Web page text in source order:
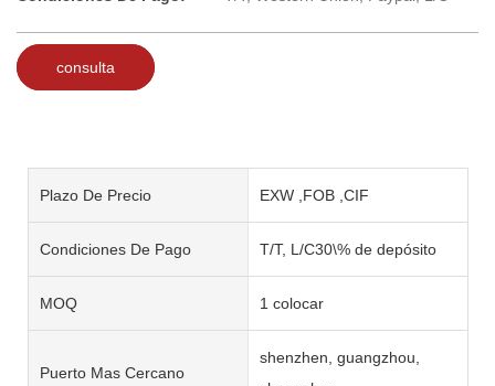
consulta
Plazo De Precio EXW ,FOB ,CIF
Condiciones De Pago T/T, L/C30\% de depósito
MOQ 1 colocar
Puerto Mas Cercano
shenzhen, guangzhou,